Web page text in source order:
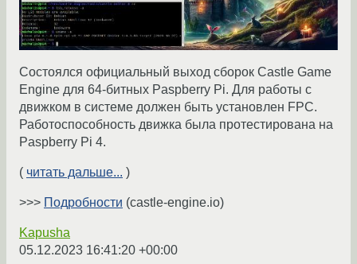
Состоялся официальный выход сборок Castle Game
Engine для 64-битных Paspberry Pi. Для работы с
движком в системе должен быть установлен FPC.
Работоспособность движка была протестирована на
Paspberry Pi 4.
( читать дальше... )
>>> Подробности (castle-engine.io)
Kapusha
05.12.2023 16:41:20 +00:00